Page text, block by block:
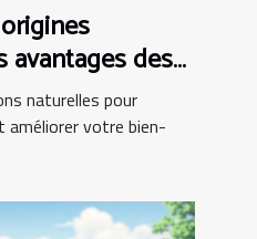
avantages des
naturelles pour
votre bien-